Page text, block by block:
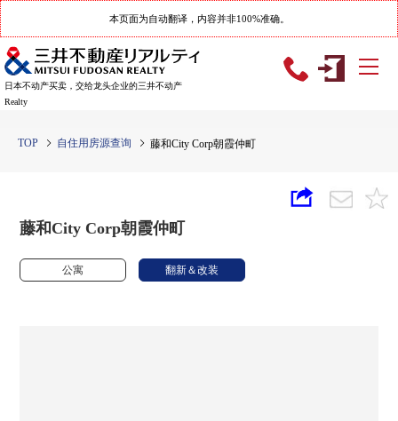
本页面为自动翻译，内容并非100%准确。
日本不动产买卖，交给龙头企业的三井不动产
Realty
TOP 自住用房源查询 藤和City Corp朝霞仲町
藤和City Corp朝霞仲町
公寓 翻新＆改装